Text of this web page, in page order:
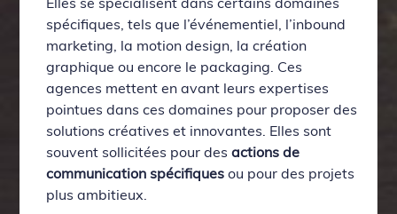
spécifiques, tels que l’événementiel, l’inbound
marketing, la motion design, la création
graphique ou encore le packaging. Ces
agences mettent en avant leurs expertises
pointues dans ces domaines pour proposer des
solutions créatives et innovantes. Elles sont
souvent sollicitées pour desactions de
communication spécifiques ou pour des projets
plus ambitieux.